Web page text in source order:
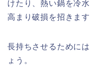
けたり、熱い鍋を冷
高まり破損を招きます
長持ちさせるために
ょう。